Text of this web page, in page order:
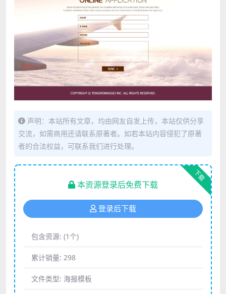
声明：本站所有文章，均由网友自发上传，本站仅供分享
交流，如需商用还请联系原著者。如若本站内容侵犯了原著
者的合法权益，可联系我们进行处理。
下载
本资源登录后免费下载
登录后下载
包含资源: (1个)
累计销量: 298
文件类型: 海报模板